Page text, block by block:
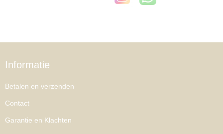
Informatie
Betalen en verzenden
Contact
Garantie en Klachten